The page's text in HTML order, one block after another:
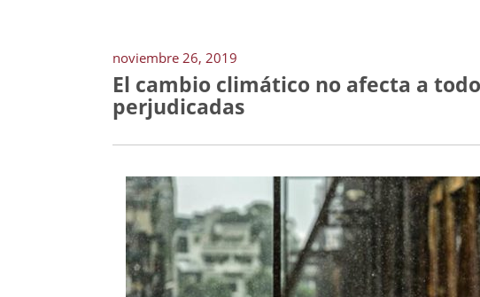
noviembre 26, 2019
El cambio climático no afecta a
perjudicadas